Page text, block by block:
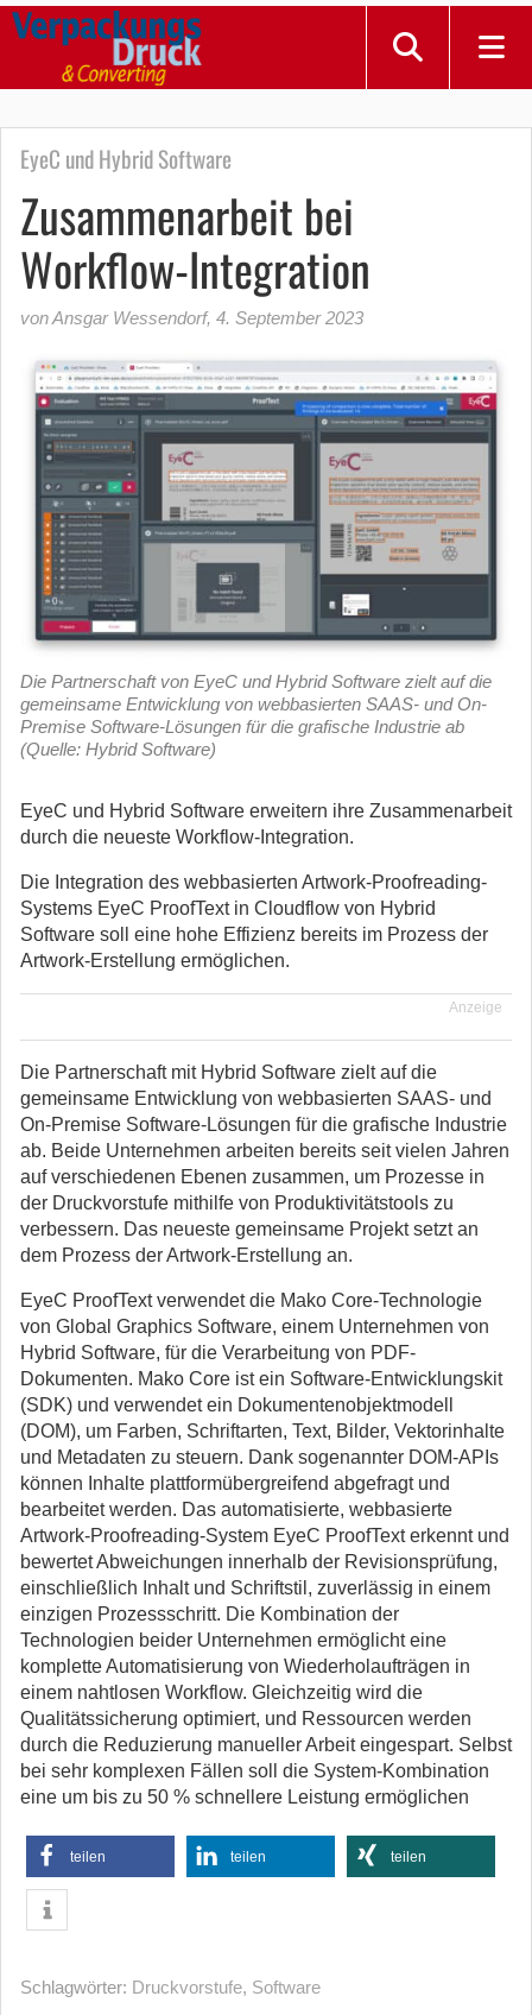
EyeC und Hybrid Software
Zusammenarbeit bei
Workflow-Integration
von Ansgar Wessendorf, 4. September 2023
Die Partnerschaft von EyeC und Hybrid Software zielt auf die
gemeinsame Entwicklung von webbasierten SAAS- und On-
Premise Software-Lösungen für die grafische Industrie ab
(Quelle: Hybrid Software)
EyeC und Hybrid Software erweitern ihre Zusammenarbeit
durch die neueste Workflow-Integration.
Die Integration des webbasierten Artwork-Proofreading-
Systems EyeC ProofText in Cloudflow von Hybrid
Software soll eine hohe Effizienz bereits im Prozess der
Artwork-Erstellung ermöglichen.
Anzeige
Die Partnerschaft mit Hybrid Software zielt auf die
gemeinsame Entwicklung von webbasierten SAAS- und
On-Premise Software-Lösungen für die grafische Industrie
ab. Beide Unternehmen arbeiten bereits seit vielen Jahren
auf verschiedenen Ebenen zusammen, um Prozesse in
der Druckvorstufe mithilfe von Produktivitätstools zu
verbessern. Das neueste gemeinsame Projekt setzt an
dem Prozess der Artwork-Erstellung an.
EyeC ProofText verwendet die Mako Core-Technologie
von Global Graphics Software, einem Unternehmen von
Hybrid Software, für die Verarbeitung von PDF-
Dokumenten. Mako Core ist ein Software-Entwicklungskit
(SDK) und verwendet ein Dokumentenobjektmodell
(DOM), um Farben, Schriftarten, Text, Bilder, Vektorinhalte
und Metadaten zu steuern. Dank sogenannter DOM-APIs
können Inhalte plattformübergreifend abgefragt und
bearbeitet werden. Das automatisierte, webbasierte
Artwork-Proofreading-System EyeC ProofText erkennt und
bewertet Abweichungen innerhalb der Revisionsprüfung,
einschließlich Inhalt und Schriftstil, zuverlässig in einem
einzigen Prozessschritt. Die Kombination der
Technologien beider Unternehmen ermöglicht eine
komplette Automatisierung von Wiederholaufträgen in
einem nahtlosen Workflow. Gleichzeitig wird die
Qualitätssicherung optimiert, und Ressourcen werden
durch die Reduzierung manueller Arbeit eingespart. Selbst
bei sehr komplexen Fällen soll die System-Kombination
eine um bis zu 50 % schnellere Leistung ermöglichen
teilen teilen teilen
Schlagwörter: Druckvorstufe, Software